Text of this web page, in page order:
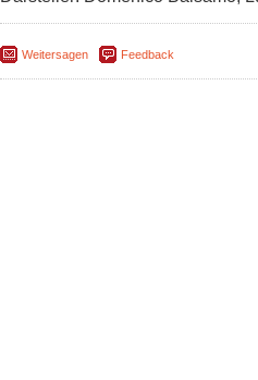
Weitersagen Feedback